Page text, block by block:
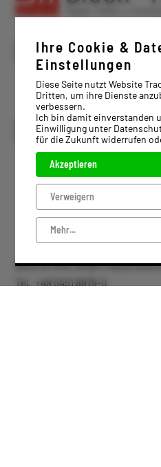
Block & Mohr GmbH
Tel. +49 5451 8979-0
Ihre Cookie &
Einstellungen
Diese Seite nutzt Website
Dritten, um ihre Dienste
verbessern.
Ich bin damit einverstanden
Einwilligung unter
für die Zukunft widerrufen
Akzeptieren
Verweigern
Mehr...